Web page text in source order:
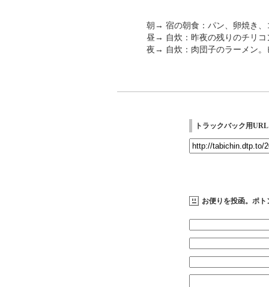
朝→ 宿の朝食：パン、卵焼き、
昼→ 自炊：昨夜の残りのチリコ
夜→ 自炊：肉団子のラーメン。
トラックバック用URL
お便りを投函。ポト